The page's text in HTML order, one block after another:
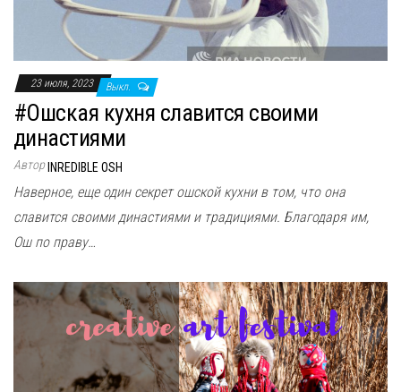
23 июля, 2023 Выкл.
#Ошская кухня славится своими
династиями
Автор INREDIBLE OSH
Наверное, еще один секрет ошской кухни в том, что она
славится своими династиями и традициями. Благодаря им,
Ош по праву…